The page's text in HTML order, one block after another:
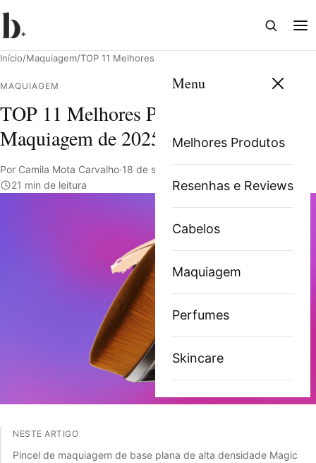
Abrir
Pesquisar
Menu
Melhores Produtos
Resenhas e Reviews
Cabelos
Maquiagem
Perfumes
Skincare
Início/Maquiagem/TOP 11 Melhores Pincéis de Maquiagem de 2025
MAQUIAGEM
TOP 11 Melhores Pincéis de
Maquiagem de 2025
Por Camila Mota Carvalho·18 de setembro de 2023
21 min de leitura
NESTE ARTIGO
Pincel de maquiagem de base plana de alta densidade Magic